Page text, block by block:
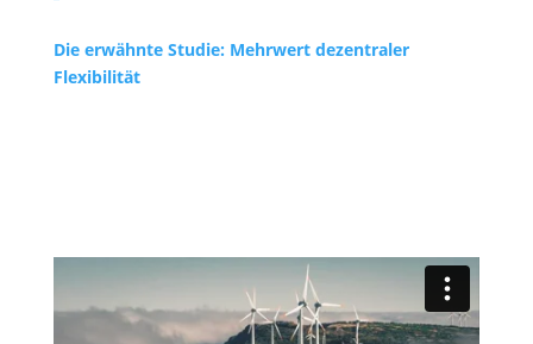
Die erwähnte Studie: Mehrwert dezentraler
Flexibilität